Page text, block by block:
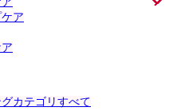
ア
カテゴリすべて